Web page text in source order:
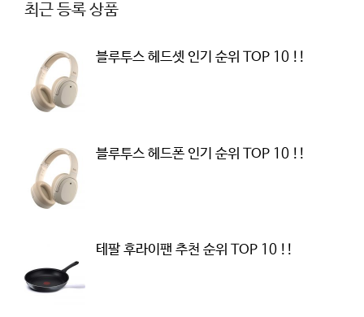
최근 등록 상품
블루투스 헤드셋 인기 순위 TOP 10 !!
블루투스 헤드폰 인기 순위 TOP 10 !!
테팔 후라이팬 추천 순위 TOP 10 !!